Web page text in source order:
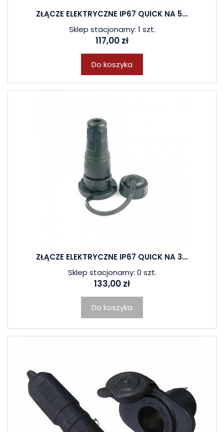
ZŁĄCZE ELEKTRYCZNE IP67 QUICK NA 5...
Sklep stacjonarny: 1 szt.
117,00 zł
Do koszyka
ZŁĄCZE ELEKTRYCZNE IP67 QUICK NA 3...
Sklep stacjonarny: 0 szt.
133,00 zł
Do koszyka